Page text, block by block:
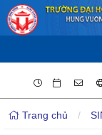
Trang chủ /